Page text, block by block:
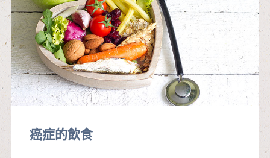
癌症的飲食